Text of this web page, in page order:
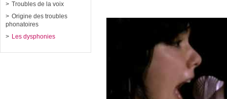
Troubles de la voix
Origine des troubles
phonatoires
Les dysphonies